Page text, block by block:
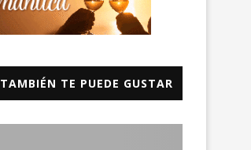
TAMBIÉN TE PUEDE GUSTAR